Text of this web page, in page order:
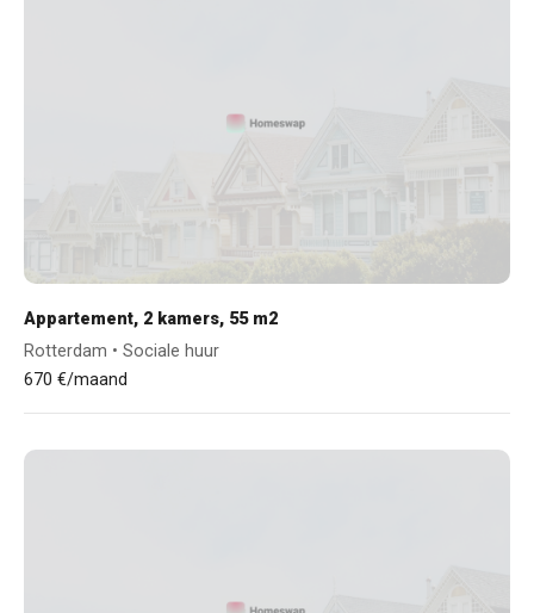
Appartement, 2 kamers, 55 m2
Rotterdam • Sociale huur
670 €/maand